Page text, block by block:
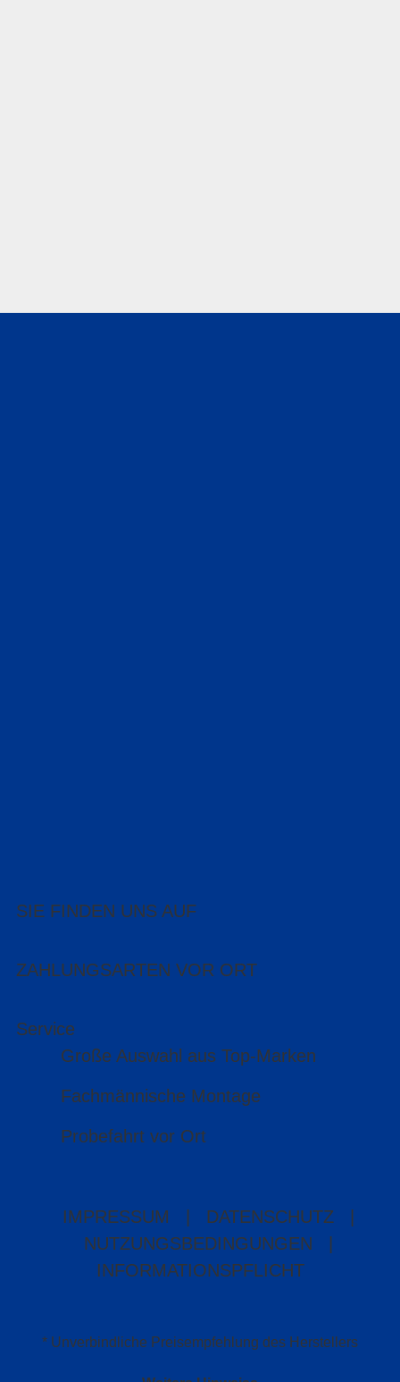
SIE FINDEN UNS AUF
ZAHLUNGSARTEN VOR ORT
Service
Große Auswahl aus Top-Marken
Fachmännische Montage
Probefahrt vor Ort
IMPRESSUM DATENSCHUTZ
NUTZUNGSBEDINGUNGEN
INFORMATIONSPFLICHT
* Unverbindliche Preisempfehlung des Herstellers